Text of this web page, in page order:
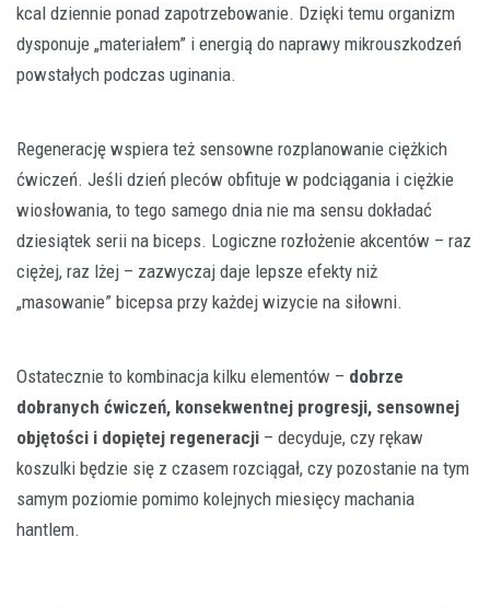
kcal dziennie ponad zapotrzebowanie. Dzięki temu organizm
dysponuje „materiałem” i energią do naprawy mikrouszkodzeń
powstałych podczas uginania.
Regenerację wspiera też sensowne rozplanowanie ciężkich
ćwiczeń. Jeśli dzień pleców obfituje w podciągania i ciężkie
wiosłowania, to tego samego dnia nie ma sensu dokładać
dziesiątek serii na biceps. Logiczne rozłożenie akcentów – raz
ciężej, raz lżej – zazwyczaj daje lepsze efekty niż
„masowanie” bicepsa przy każdej wizycie na siłowni.
Ostatecznie to kombinacja kilku elementów – dobrze
dobranych ćwiczeń, konsekwentnej progresji, sensownej
objętości i dopiętej regeneracji – decyduje, czy rękaw
koszulki będzie się z czasem rozciągał, czy pozostanie na tym
samym poziomie pomimo kolejnych miesięcy machania
hantlem.